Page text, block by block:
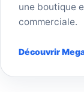
une boutique
commerciale.
Découvrir